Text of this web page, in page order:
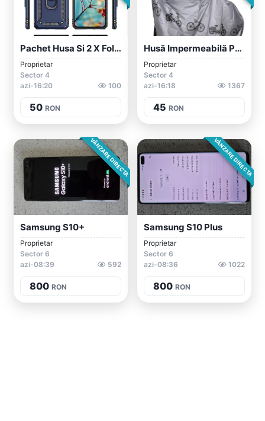
Pachet Husa Si 2 X Folie Sticlă Protecti...
Proprietar
Sector 4
azi-16:20
100
50 RON
Husă Impermeabilă Protecție Depozitare B...
Proprietar
Sector 4
azi-16:18
1367
45 RON
VÂNZARE DIRECTA
Samsung S10+
Proprietar
Sector 6
azi-08:39
592
800 RON
VÂNZARE DIRECTA
Samsung S10 Plus
Proprietar
Sector 6
azi-08:36
1022
800 RON